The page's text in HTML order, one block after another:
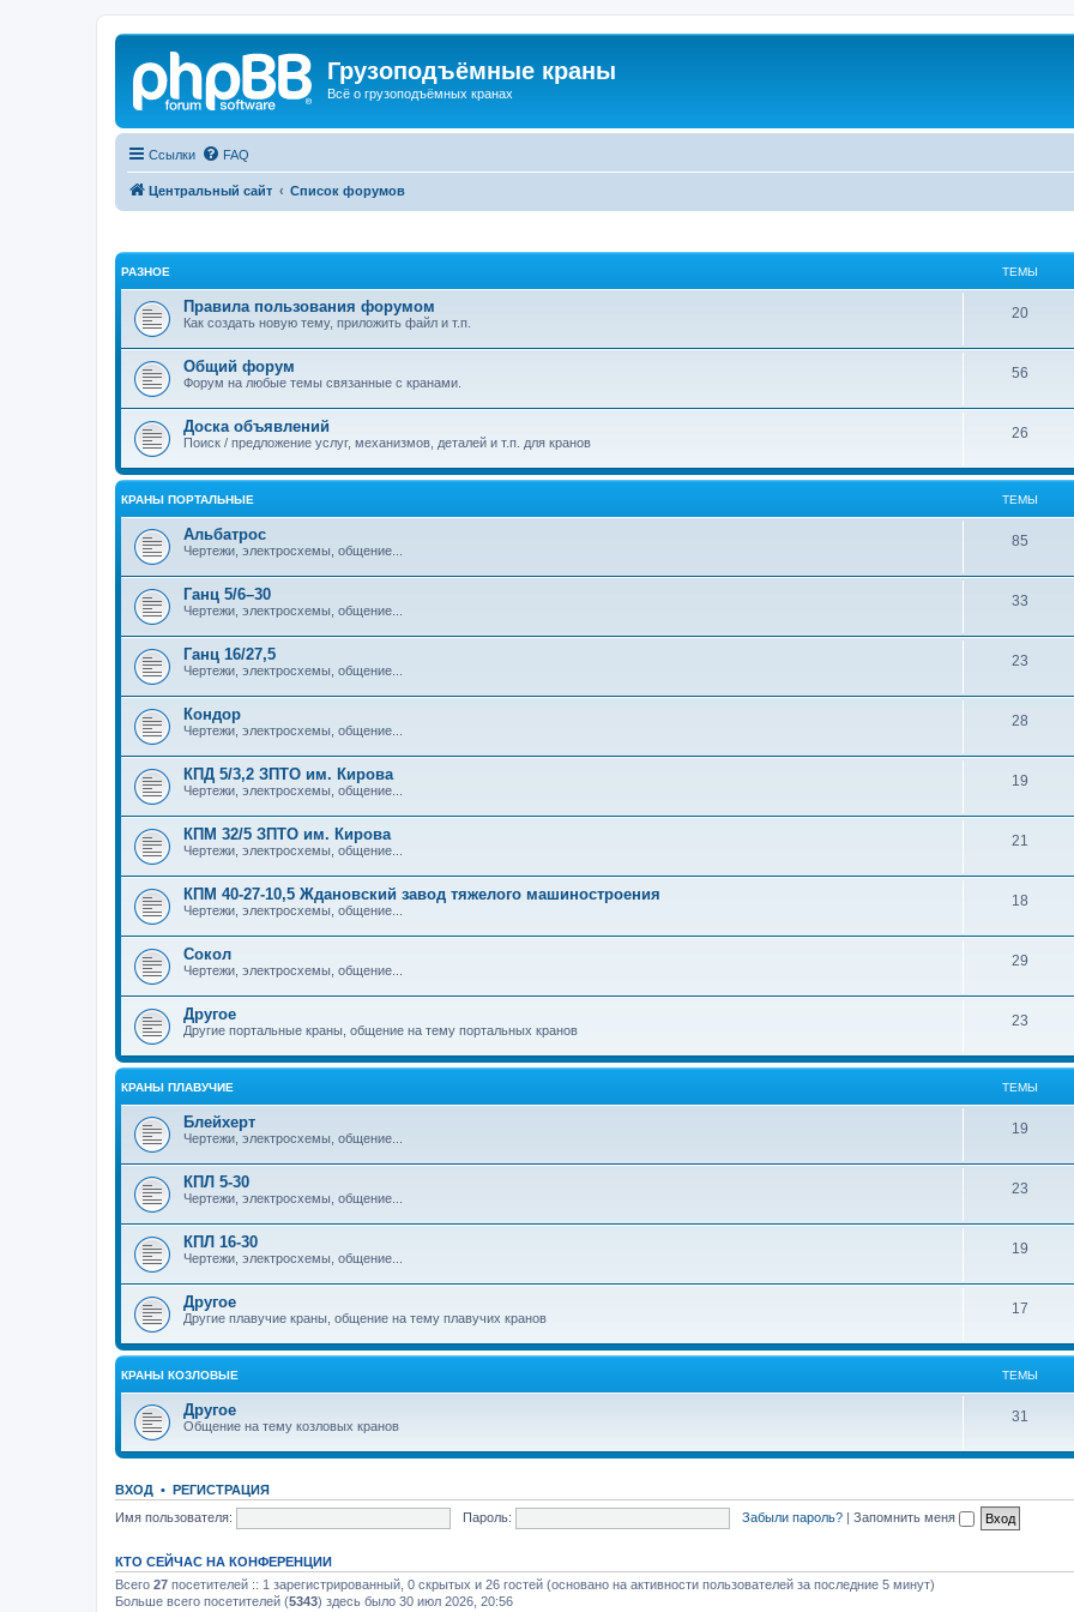
Грузоподъёмные краны
Всё о грузоподъёмных кранах
Ссылки FAQ
Центральный сайт Список форумов
РАЗНОЕ ТЕМЫ
Правила пользования форумом
Как создать новую тему, приложить файл и т.п.
20
Общий форум
Форум на любые темы связанные с кранами.
56
Доска объявлений
Поиск / предложение услуг, механизмов, деталей и т.п. для кранов
26
КРАНЫ ПОРТАЛЬНЫЕ ТЕМЫ
Альбатрос
Чертежи, электросхемы, общение...
85
Ганц 5/6–30
Чертежи, электросхемы, общение...
33
Ганц 16/27,5
Чертежи, электросхемы, общение...
23
Кондор
Чертежи, электросхемы, общение...
28
КПД 5/3,2 ЗПТО им. Кирова
Чертежи, электросхемы, общение...
19
КПМ 32/5 ЗПТО им. Кирова
Чертежи, электросхемы, общение...
21
КПМ 40-27-10,5 Ждановский завод тяжелого машиностроения
Чертежи, электросхемы, общение...
18
Сокол
Чертежи, электросхемы, общение...
29
Другое
Другие портальные краны, общение на тему портальных кранов
23
КРАНЫ ПЛАВУЧИЕ ТЕМЫ
Блейхерт
Чертежи, электросхемы, общение...
19
КПЛ 5-30
Чертежи, электросхемы, общение...
23
КПЛ 16-30
Чертежи, электросхемы, общение...
19
Другое
Другие плавучие краны, общение на тему плавучих кранов
17
КРАНЫ КОЗЛОВЫЕ ТЕМЫ
Другое
Общение на тему козловых кранов
31
ВХОД • РЕГИСТРАЦИЯ
Имя пользователя:
Пароль: Забыли пароль? | Запомнить меня
КТО СЕЙЧАС НА КОНФЕРЕНЦИИ
Всего 27 посетителей :: 1 зарегистрированный, 0 скрытых и 26 гостей (основано на активности пользователей за последние 5 минут)
Больше всего посетителей (5343) здесь было 30 июл 2026, 20:56